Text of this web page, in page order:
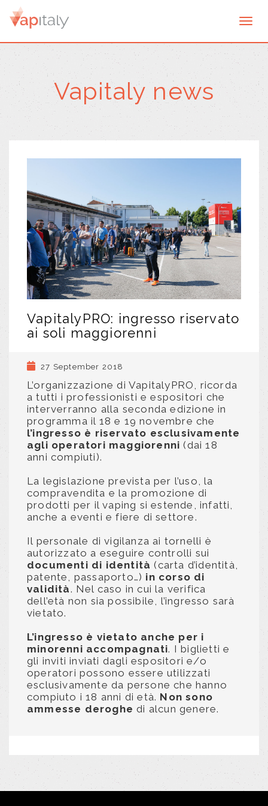
Vapitaly news
VapitalyPRO: ingresso riservato
ai soli maggiorenni
27 September 2018
L’organizzazione di VapitalyPRO, ricorda
a tutti i professionisti e espositori che
interverranno alla seconda edizione in
programma il 18 e 19 novembre che
l’ingresso è riservato esclusivamente
agli operatori maggiorenni (dai 18
anni compiuti).
La legislazione prevista per l’uso, la
compravendita e la promozione di
prodotti per il vaping si estende, infatti,
anche a eventi e fiere di settore.
Il personale di vigilanza ai tornelli è
autorizzato a eseguire controlli sui
documenti di identità (carta d’identità,
patente, passaporto…) in corso di
validità. Nel caso in cui la verifica
dell’età non sia possibile, l’ingresso sarà
vietato.
L’ingresso è vietato anche per i
minorenni accompagnati. I biglietti e
gli inviti inviati dagli espositori e/o
operatori possono essere utilizzati
esclusivamente da persone che hanno
compiuto i 18 anni di età. Non sono
ammesse deroghe di alcun genere.